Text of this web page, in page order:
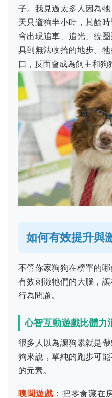
子。我見過太多人因為
天只遛狗半小時，其餘
會出現追車、追光、繞
具到無法收拾的地步。
口，反而會成為飼主和狗
如何有效提升與
不管你家狗狗在榜單的
有效刺激牠們的大腦，
行為問題。
心智互動遊戲比體力
很多人以為讓狗累就是
狗來說，單純的跑步可能
的元素。
嗅聞遊戲 ：把零食藏在